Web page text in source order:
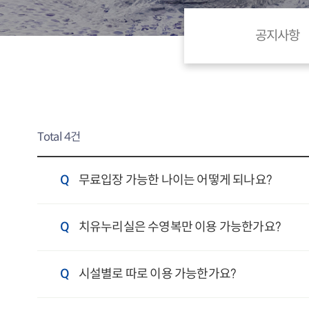
공지사항
Total 4건
Q 무료입장 가능한 나이는 어떻게 되나요?
Q 치유누리실은 수영복만 이용 가능한가요?
Q 시설별로 따로 이용 가능한가요?